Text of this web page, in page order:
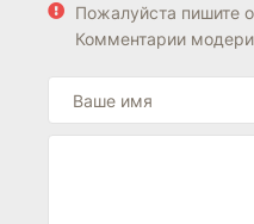
Пожалуйста пишите
Комментарии